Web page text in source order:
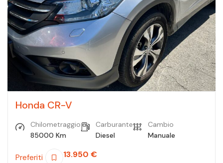
Honda CR-V
Chilometraggio
85000 Km
Carburante
Diesel
Cambio
Manuale
Preferiti 13.950 €